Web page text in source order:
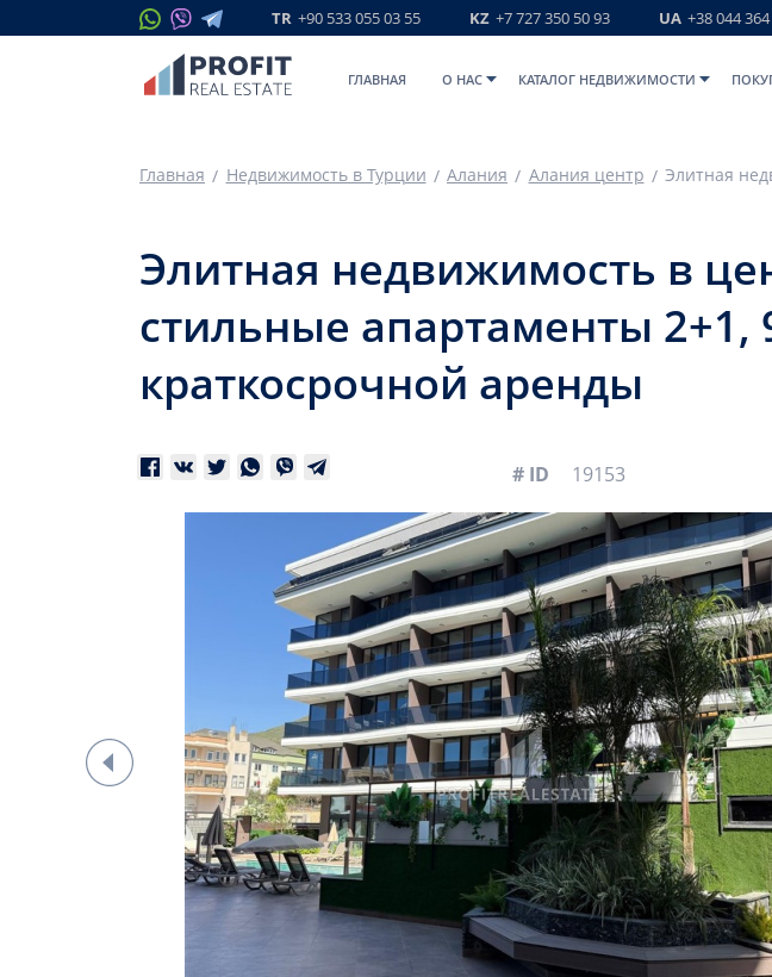
TR +90 533 055 03 55 KZ +7 727 350 50 93 UA +38 044
ГЛАВНАЯ O НАС КАТАЛОГ НЕДВИЖИМОСТИ
Главная Недвижимость в Турции Алания Алания центр
Элитная недвижимость в
стильные апартаменты 2+1,
краткосрочной аренды
# ID 19153